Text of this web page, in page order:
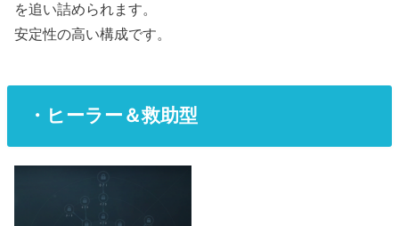
を追い詰められます。
安定性の高い構成です。
・ヒーラー＆救助型